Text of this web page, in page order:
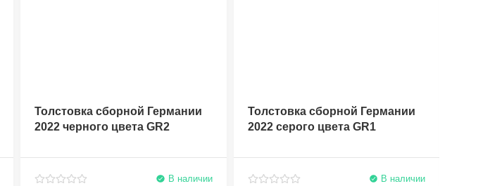
Толстовка сборной Германии
2022 черного цвета GR2
В наличии
Толстовка сборной Германии
2022 серого цвета GR1
В наличии